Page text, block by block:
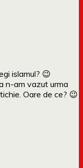
islamul? 😉
n-am vazut urma
Oare de ce? 😉